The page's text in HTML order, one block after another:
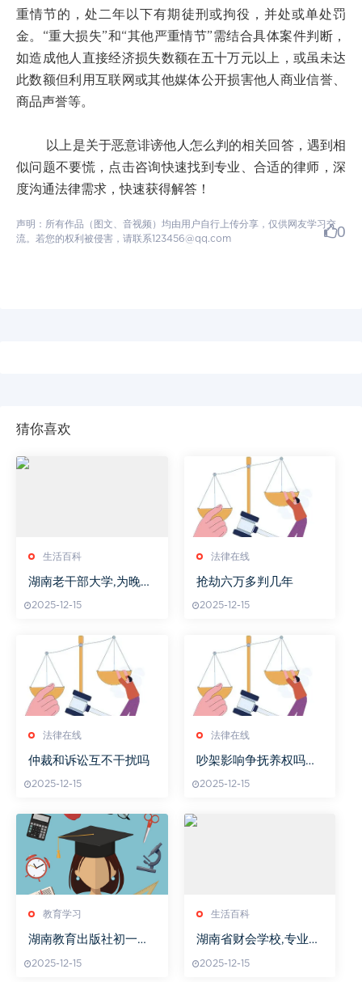
重情节的，处二年以下有期徒刑或拘役，并处或单处罚
金。“重大损失”和“其他严重情节”需结合具体案件判断，
如造成他人直接经济损失数额在五十万元以上，或虽未达
此数额但利用互联网或其他媒体公开损害他人商业信誉、
商品声誉等。
以上是关于恶意诽谤他人怎么判的相关回答，遇到相
似问题不要慌，点击咨询快速找到专业、合适的律师，深
度沟通法律需求，快速获得解答！
声明：所有作品（图文、音视频）均由用户自行上传分享，仅供网友学习交
流。若您的权利被侵害，请联系123456@qq.com
0
猜你喜欢
生活百科
湖南老干部大学,为晚年
与课程解析
2025-12-15
法律在线
抢劫六万多判几年
2025-12-15
法律在线
仲裁和诉讼互不干扰吗
2025-12-15
法律在线
吵架影响争抚养权吗女
2025-12-15
教育学习
湖南教育出版社初一生
2025-12-15
生活百科
湖南省财会学校,专业财
英
2025-12-15